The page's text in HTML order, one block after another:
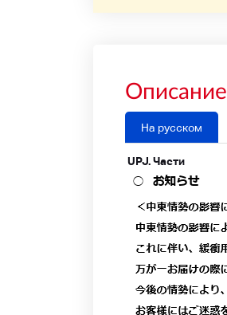
Описание
На русском
UPJ. Части